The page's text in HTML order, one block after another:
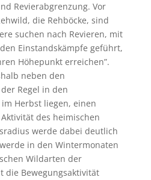
Revierabgrenzung. Vor
die Rehböcke, sind
suchen nach Revieren, mit
Einstandskämpfe geführt,
Höhepunkt erreichen”.
neben den
Regel in den
Herbst liegen, einen
des heimischen
werde dabei deutlich
in den Wintermonaten
Wildarten der
die Bewegungsaktivität